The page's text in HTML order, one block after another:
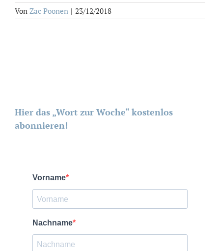
Von Zac Poonen | 23/12/2018
Hier das „Wort zur Woche“ kostenlos
abonnieren!